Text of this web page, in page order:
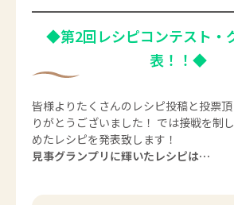
◆第2回レシピコンテスト・
表！！◆
皆様よりたくさんのレシピ投稿と投票
りがとうございました！ では接戦を制
めたレシピを発表致します！
見事グランプリに輝いたレシピは…